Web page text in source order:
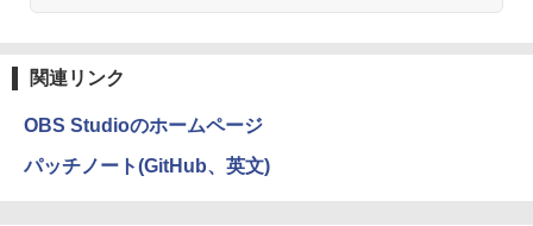
関連リンク
OBS Studioのホームページ
パッチノート(GitHub、英文)